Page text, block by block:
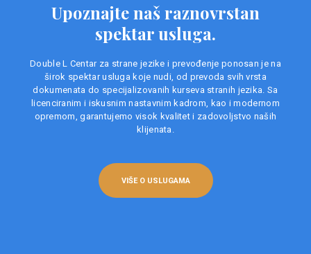
Upoznajte naš raznovrstan
spektar usluga.
Double L Centar za strane jezike i prevođenje ponosan je na
širok spektar usluga koje nudi, od prevoda svih vrsta
dokumenata do specijalizovanih kurseva stranih jezika. Sa
licenciranim i iskusnim nastavnim kadrom, kao i modernom
opremom, garantujemo visok kvalitet i zadovoljstvo naših
klijenata.
VIŠE O USLUGAMA